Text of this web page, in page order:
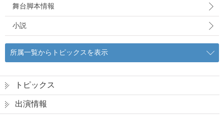
舞台脚本情報
小説
所属一覧からトピックスを表示
トピックス
出演情報